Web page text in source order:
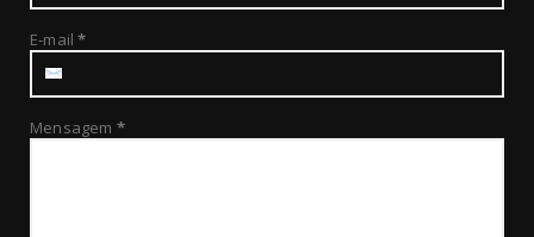
E-mail*
Mensagem *